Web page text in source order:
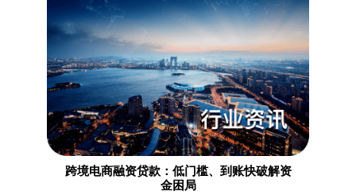
跨境电商融资贷款：低门槛、到账快破解资
金困局